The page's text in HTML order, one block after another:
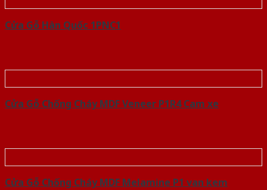
Cửa Gỗ Hàn Quốc 1PNC1
Cửa Gỗ Chống Cháy MDF Veneer P1R4 Cam xe
Cửa Gỗ Chống Cháy MDF Melamine P1 van kem